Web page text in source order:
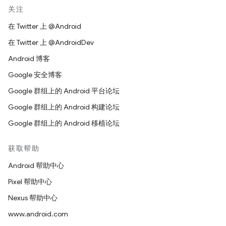
关注
在 Twitter 上 @Android
在 Twitter 上 @AndroidDev
Android 博客
Google 安全博客
Google 群组上的 Android 平台论坛
Google 群组上的 Android 构建论坛
Google 群组上的 Android 移植论坛
获取帮助
Android 帮助中心
Pixel 帮助中心
Nexus 帮助中心
www.android.com